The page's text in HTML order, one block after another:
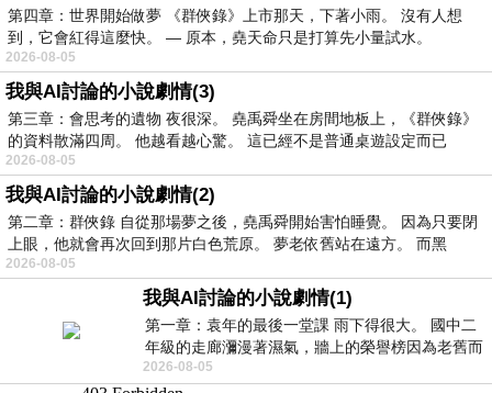
第四章：世界開始做夢 《群俠錄》上市那天，下著小雨。 沒有人想
到，它會紅得這麼快。 — 原本，堯天命只是打算先小量試水。
2026-08-05
我與AI討論的小說劇情(3)
第三章：會思考的遺物 夜很深。 堯禹舜坐在房間地板上，《群俠錄》
的資料散滿四周。 他越看越心驚。 這已經不是普通桌遊設定而已
2026-08-05
我與AI討論的小說劇情(2)
第二章：群俠錄 自從那場夢之後，堯禹舜開始害怕睡覺。 因為只要閉
上眼，他就會再次回到那片白色荒原。 夢老依舊站在遠方。 而黑
2026-08-05
我與AI討論的小說劇情(1)
第一章：袁年的最後一堂課 雨下得很大。 國中二
年級的走廊瀰漫著濕氣，牆上的榮譽榜因為老舊而
微微捲起。 堯禹舜站在辦公室外，手
2026-08-05